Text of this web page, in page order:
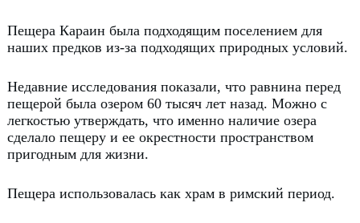
Пещера Караин была подходящим поселением для
наших предков из-за подходящих природных условий.
Недавние исследования показали, что равнина перед
пещерой была озером 60 тысяч лет назад. Можно с
легкостью утверждать, что именно наличие озера
сделало пещеру и ее окрестности пространством
пригодным для жизни.
Пещера использовалась как храм в римский период.